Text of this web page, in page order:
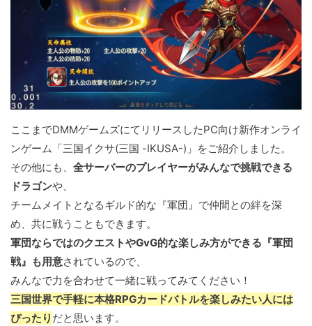
ここまでDMMゲームズにてリリースしたPC向け新作オンライ
ンゲーム「三国イクサ(三国 -IKUSA-)」をご紹介しました。
その他にも、 全サーバーのプレイヤーがみんなで挑戦できる
ドラゴンや、
チームメイトとなるギルド的な『軍団』で仲間との絆を深
め、共に戦うこともできます。
軍団ならではのクエストやGvG的な楽しみ方ができる『軍団
戦』も用意されているので、
みんなで力を合わせて一緒に戦ってみてください！
三国世界で手軽に本格RPGカードバトルを楽しみたい人には
ぴったり だと思います。